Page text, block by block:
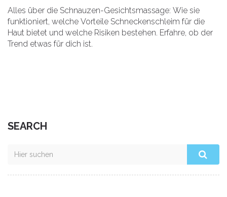
Alles über die Schnauzen-Gesichtsmassage: Wie sie
funktioniert, welche Vorteile Schneckenschleim für die
Haut bietet und welche Risiken bestehen. Erfahre, ob der
Trend etwas für dich ist.
SEARCH